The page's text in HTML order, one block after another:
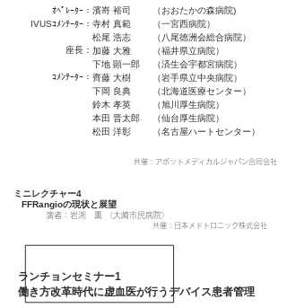
ｵﾍﾟﾚｰﾀｰ：
IVUSｺﾒﾝﾃｰﾀｰ：
​座長：
​ｺﾒﾝﾃｰﾀｰ：
濱嵜 裕司
寺村 真範
松尾 浩志
加藤 大雅
下地 顕一郎
齊藤 大樹
下岡 良典
鈴木 孝英
本田 晋太郎
松田 洋彰
（おおたかの森病院)
（一宮西病院）
（八尾徳洲会総合病院）
（福井県立病院）
（済生会宇都宮病院）
（岩手県立中央病院）
（北海道医療センター）
（旭川厚生病院）
（仙台厚生病院）
（名古屋ハートセンター）
​共催：アボットメディカルジャパン合同会社
FFRangioの現状と展望
演者：岩渕 薫 （大崎市民病院）
ミニレクチャー4
​共催：日本メドトロニック株式会社
ランチョンセミナー1
働き方改革時代に虚血医が行うデバイス患者管理